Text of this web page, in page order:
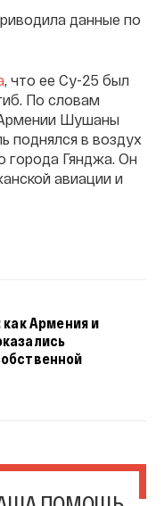
данные по
, что ее Су-25 был
По словам
Шушаны
поднялся в воздух
города Гянджа. Он
авиации и
Армения и